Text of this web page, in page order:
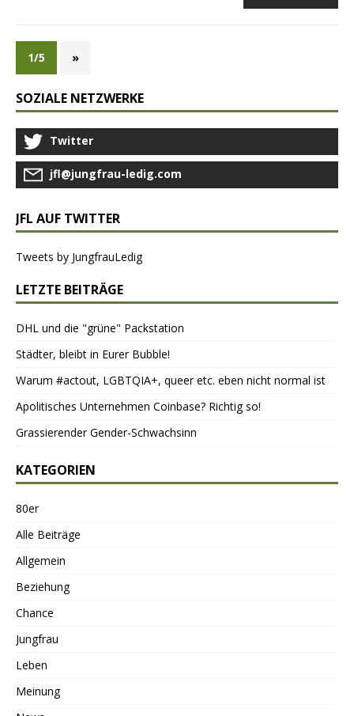
1/5 »
SOZIALE NETZWERKE
Twitter
jfl@jungfrau-ledig.com
JFL AUF TWITTER
Tweets by JungfrauLedig
LETZTE BEITRÄGE
DHL und die "grüne" Packstation
Städter, bleibt in Eurer Bubble!
Warum #actout, LGBTQIA+, queer etc. eben nicht normal ist
Apolitisches Unternehmen Coinbase? Richtig so!
Grassierender Gender-Schwachsinn
KATEGORIEN
80er
Alle Beiträge
Allgemein
Beziehung
Chance
Jungfrau
Leben
Meinung